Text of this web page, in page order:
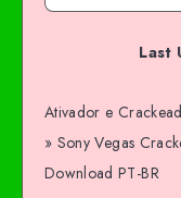
Last
Ativador e
» Sony Vegas
Download PT-BR